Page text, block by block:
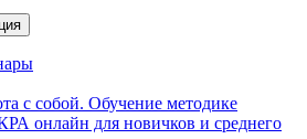
с собой. Обучение методике
онлайн для новичков и среднего